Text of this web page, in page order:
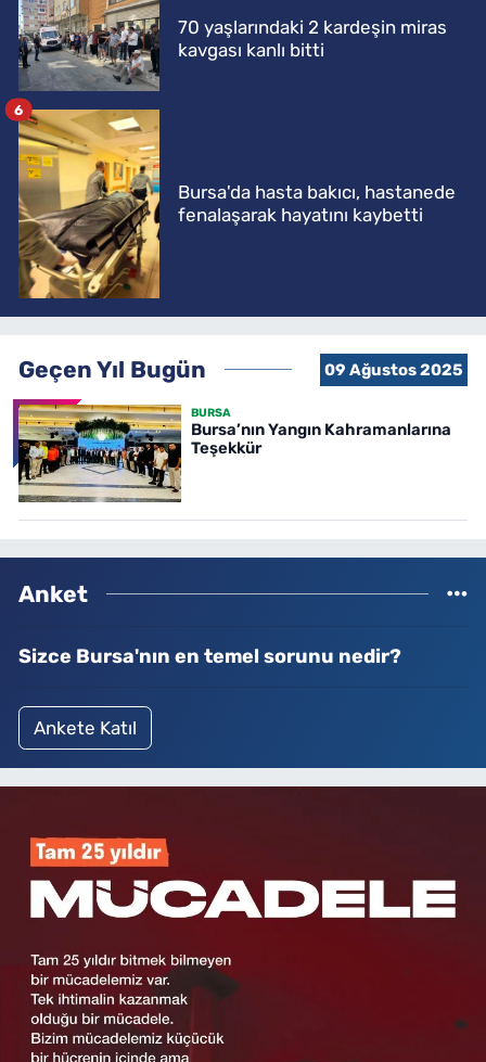
70 yaşlarındaki 2 kardeşin miras
kavgası kanlı bitti
Bursa'da hasta bakıcı, hastanede
fenalaşarak hayatını kaybetti
6
Geçen Yıl Bugün 09 Ağustos 2025
BURSA
Bursa’nın Yangın Kahramanlarına
Teşekkür
Anket
Sizce Bursa'nın en temel sorunu nedir?
Ankete Katıl